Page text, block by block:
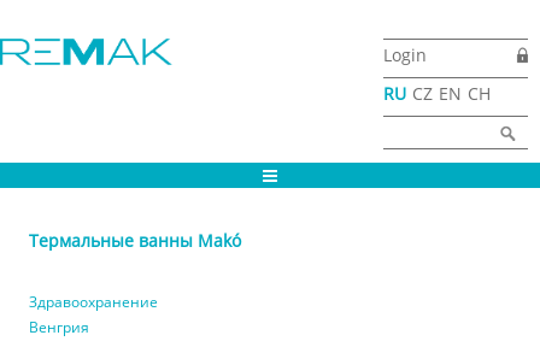
Login
RU CZ EN CH
Форма поиска
Термальные ванны Makó
Здравоохранение
Венгрия